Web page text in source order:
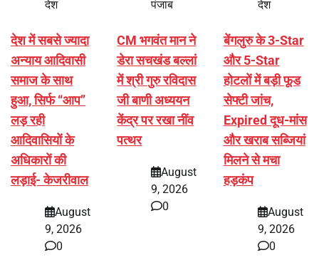
देश
देश में सबसे ज्यादा
अन्याय आदिवासी
समाज के साथ
हुआ, सिर्फ ‘‘आप’’
लड़ रही
आदिवासियों के
अधिकारों की
लड़ाई- केजरीवाल
August
9, 2026
0
पंजाब
CM भगवंत मान ने
डेरा सचखंड बल्लां
में श्री गुरु रविदास
जी बाणी अध्ययन
केंद्र पर रखा नींव
पत्थर
August
9, 2026
0
देश
बेंगलुरु के 3-Star
और 5-Star
होटलों में बड़ी फूड
सेफ्टी जांच,
Expired दूध-मांस
और खराब सब्जियां
मिलने से मचा
हड़कंप
August
9, 2026
0